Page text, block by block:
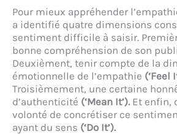
Pour mieux appréhender
a identifié quatre dimensions
sentiment difficile à saisir.
bonne compréhension de son
Deuxièment, tenir compte de la
émotionnelle de l’empathie (‘Feel
Troisièmement, une certaine
d’authenticité (‘Mean It’). Et enfin,
volonté de concrétiser ce
ayant du sens (‘Do It’).